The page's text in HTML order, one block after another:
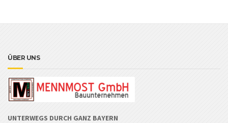
ÜBER UNS
UNTERWEGS DURCH GANZ BAYERN